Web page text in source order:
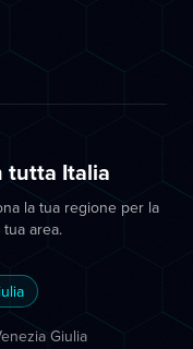
tutta Italia
la tua regione per la
area.
Giulia